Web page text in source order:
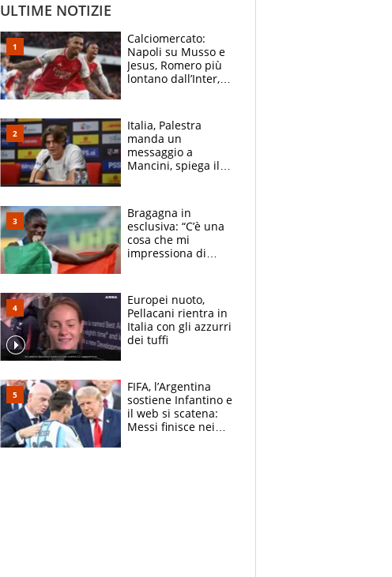
ULTIME NOTIZIE
Calciomercato:
Napoli su Musso e
Jesus, Romero più
lontano dall’Inter,
tabellone
Italia, Palestra
manda un
messaggio a
Mancini, spiega il
l'alleanza con
Donnarumma
Bragagna in
esclusiva: “C’è una
cosa che mi
impressiona di
E svela la sorpresa
agli Europei
Europei nuoto,
Pellacani rientra in
Italia con gli azzurri
dei tuffi
FIFA, l’Argentina
sostiene Infantino e
il web si scatena:
Messi finisce nei